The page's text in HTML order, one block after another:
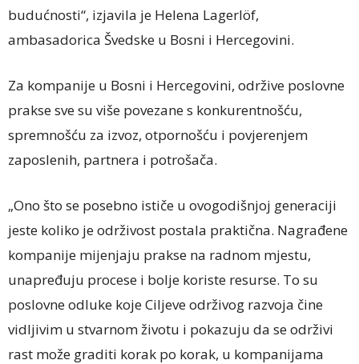
budućnosti“, izjavila je Helena Lagerlöf,
ambasadorica Švedske u Bosni i Hercegovini.
Za kompanije u Bosni i Hercegovini, održive poslovne
prakse sve su više povezane s konkurentnošću,
spremnošću za izvoz, otpornošću i povjerenjem
zaposlenih, partnera i potrošača.
„Ono što se posebno ističe u ovogodišnjoj generaciji
jeste koliko je održivost postala praktična. Nagrađene
kompanije mijenjaju prakse na radnom mjestu,
unapređuju procese i bolje koriste resurse. To su
poslovne odluke koje Ciljeve održivog razvoja čine
vidljivim u stvarnom životu i pokazuju da se održivi
rast može graditi korak po korak, u kompanijama